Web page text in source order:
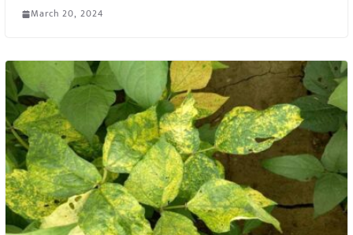
March 20, 2024